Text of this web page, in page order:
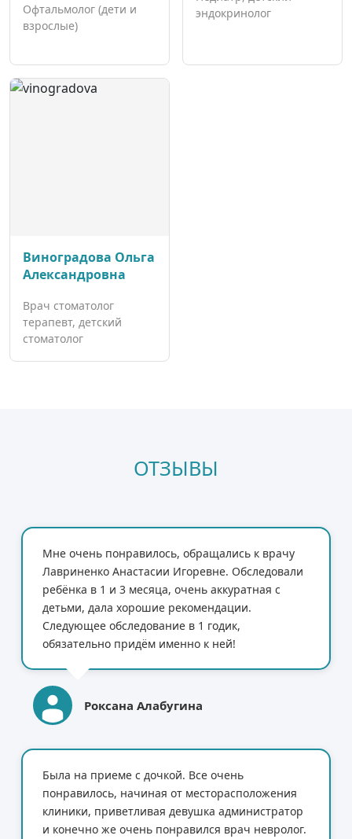
Офтальмолог (дети и
взрослые)
эндокринолог
Виноградова Ольга
Александровна
Врач стоматолог
терапевт, детский
стоматолог
ОТЗЫВЫ
Мне очень понравилось, обращались к врачу
Лавриненко Анастасии Игоревне. Обследовали
ребёнка в 1 и 3 месяца, очень аккуратная с
детьми, дала хорошие рекомендации.
Следующее обследование в 1 годик,
обязательно придём именно к ней!
Роксана Алабугина
Была на приеме с дочкой. Все очень
понравилось, начиная от месторасположения
клиники, приветливая девушка администратор
и конечно же очень понравился врач невролог.